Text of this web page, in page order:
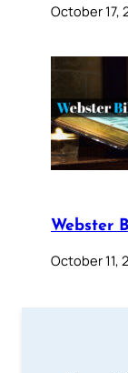
October 17,
Webster
October 11,